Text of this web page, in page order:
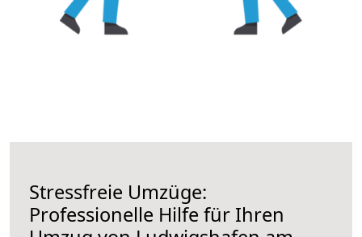
Stressfreie Umzüge:
Professionelle Hilfe für Ihren